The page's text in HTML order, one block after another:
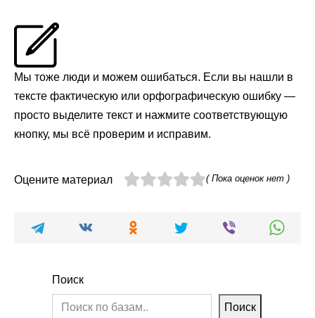
Мы тоже люди и можем ошибаться. Если вы нашли в
тексте фактическую или орфографическую ошибку —
просто выделите текст и нажмите соответствующую
кнопку, мы всё проверим и исправим.
Оцените материал ( Пока оценок нет )
Поиск
Поиск